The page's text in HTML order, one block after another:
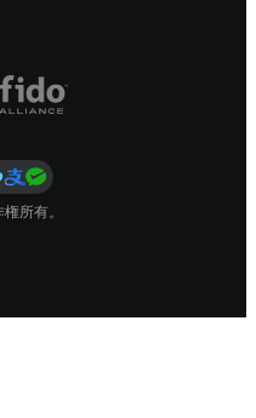
所有。